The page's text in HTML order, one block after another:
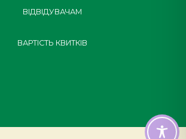
ВІДВІДУВАЧАМ
ВАРТІСТЬ КВИТКІВ